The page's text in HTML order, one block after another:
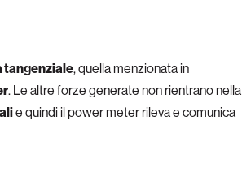
tangenziale, quella menzionata in
. Le altre forze generate non rientrano nella
e quindi il power meter rileva e comunica